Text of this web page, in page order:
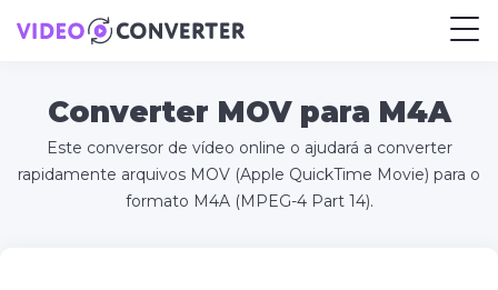
Converter MOV para M4A
Este conversor de vídeo online o ajudará a converter
rapidamente arquivos MOV (Apple QuickTime Movie) para o
formato M4A (MPEG-4 Part 14).